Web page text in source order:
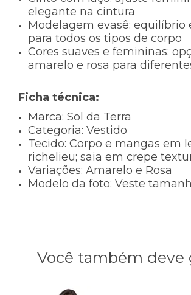
elegante na cintura
Modelagem evasê: equilíbrio
para todos os tipos de corpo
Cores suaves e femininas:
amarelo e rosa para
Ficha técnica:
Marca: Sol da Terra
Categoria: Vestido
Tecido: Corpo e mangas em
richelieu; saia em crepe
Variações: Amarelo e Rosa
Modelo da foto: Veste
Você também deve